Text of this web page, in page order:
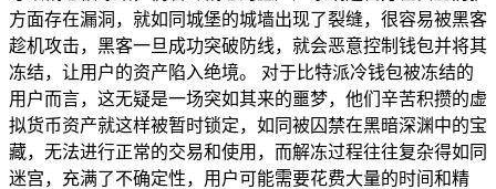
方面存在漏洞，就如同城堡的城墙出现了裂缝，很容易被黑客
趁机攻击，黑客一旦成功突破防线，就会恶意控制钱包并将其
冻结，让用户的资产陷入绝境。 对于比特派冷钱包被冻结的
用户而言，这无疑是一场突如其来的噩梦，他们辛苦积攒的虚
拟货币资产就这样被暂时锁定，如同被囚禁在黑暗深渊中的宝
藏，无法进行正常的交易和使用，而解冻过程往往复杂得如同
迷宫，充满了不确定性，用户可能需要花费大量的时间和精